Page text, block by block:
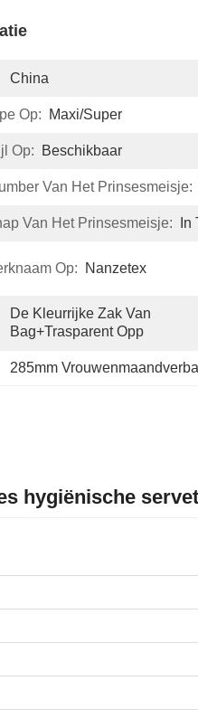
China
Op: Maxi/Super
Op: Beschikbaar
Van Het Prinsesmeisje:
Van Het Prinsesmeisje: In
Op: Nanzetex
De Kleurrijke Zak Van
Bag+trasparent Opp
285mm
hygiënische